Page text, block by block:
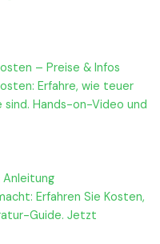
– Preise & Infos
Erfahre, wie teuer
sind. Hands-on-Video und
Anleitung
Erfahren Sie Kosten,
Guide. Jetzt